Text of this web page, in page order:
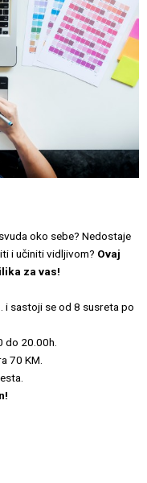
oko sebe? Nedostaje
i učiniti vidljivom? Ovaj
za vas!
i sastoji se od 8 susreta po
do 20.00h.
70 KM.